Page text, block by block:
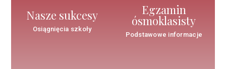
Nasze sukcesy
Osiągnięcia szkoły
Egzamin
ósmoklasisty
Podstawowe informacje